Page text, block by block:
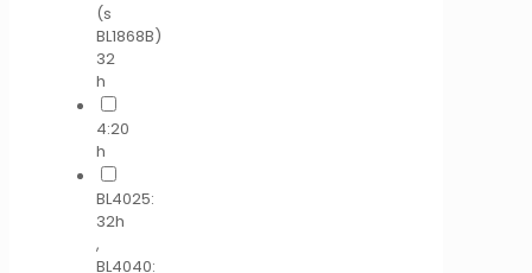
(s
BL1868B)
32
h
4:20
h
BL4025:
32h
,
BL4040: